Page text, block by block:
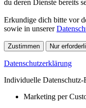
du deren Dienste bereits
Erkundige dich bitte vor
sowie in unserer
Zustimmen Nur
Datenschutzerklärung
Individuelle Datenschutz-
Marketing per